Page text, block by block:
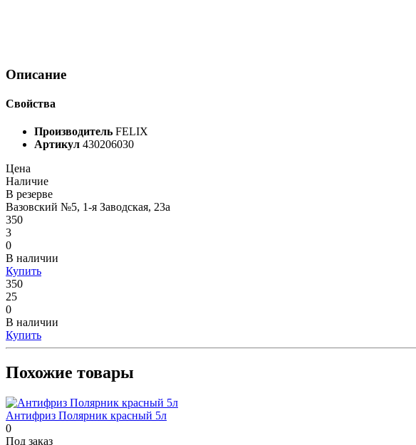
Описание
Свойства
Производитель FELIX
Артикул 430206030
Цена
Наличие
В резерве
Вазовский №5, 1-я Заводская, 23а
350
3
0
В наличии
Купить
350
25
0
В наличии
Купить
Похожие товары
Антифриз Полярник красный 5л
0
Под заказ